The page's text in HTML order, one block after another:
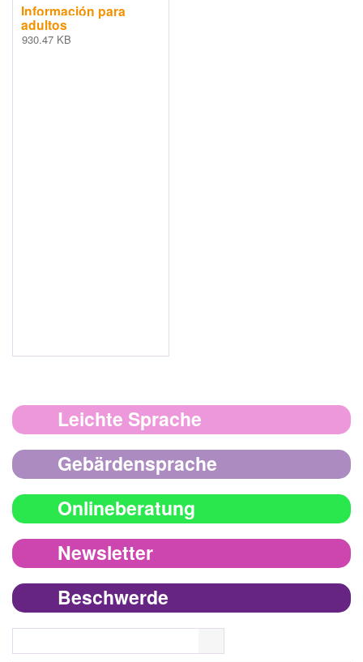
Información para
adultos
930.47 KB
Leichte Sprache
Gebärdensprache
Onlineberatung
Newsletter
Beschwerde